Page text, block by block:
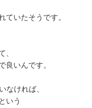
ていたそうです。
、
良いんです。
なければ、
いう